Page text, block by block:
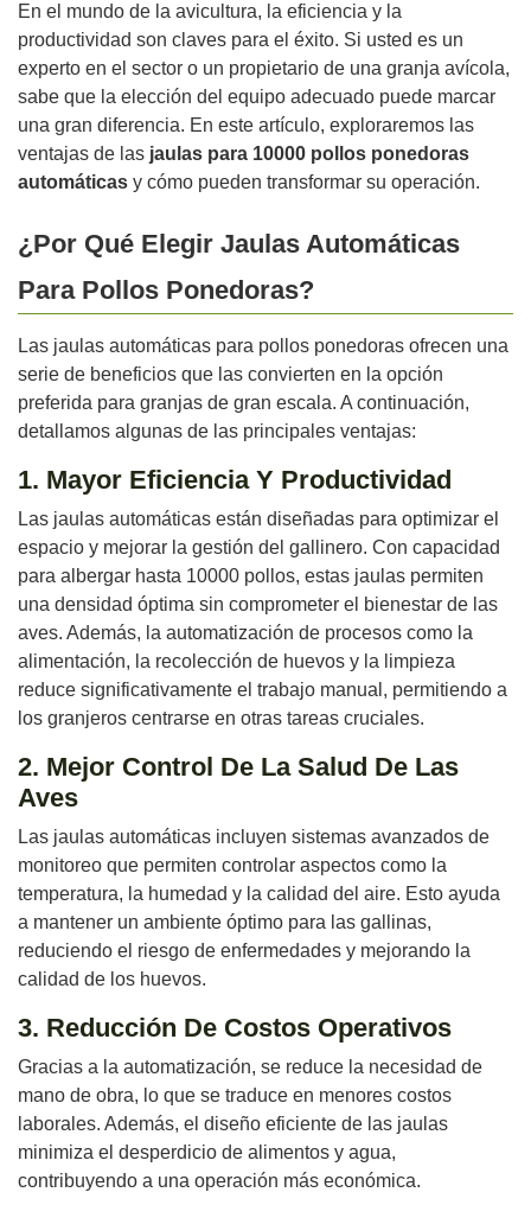
En el mundo de la avicultura, la eficiencia y la
productividad son claves para el éxito. Si usted es un
experto en el sector o un propietario de una granja avícola,
sabe que la elección del equipo adecuado puede marcar
una gran diferencia. En este artículo, exploraremos las
ventajas de las jaulas para 10000 pollos ponedoras
automáticas y cómo pueden transformar su operación.
¿Por Qué Elegir Jaulas Automáticas
Para Pollos Ponedoras?
Las jaulas automáticas para pollos ponedoras ofrecen una
serie de beneficios que las convierten en la opción
preferida para granjas de gran escala. A continuación,
detallamos algunas de las principales ventajas:
1. Mayor Eficiencia Y Productividad
Las jaulas automáticas están diseñadas para optimizar el
espacio y mejorar la gestión del gallinero. Con capacidad
para albergar hasta 10000 pollos, estas jaulas permiten
una densidad óptima sin comprometer el bienestar de las
aves. Además, la automatización de procesos como la
alimentación, la recolección de huevos y la limpieza
reduce significativamente el trabajo manual, permitiendo a
los granjeros centrarse en otras tareas cruciales.
2. Mejor Control De La Salud De Las
Aves
Las jaulas automáticas incluyen sistemas avanzados de
monitoreo que permiten controlar aspectos como la
temperatura, la humedad y la calidad del aire. Esto ayuda
a mantener un ambiente óptimo para las gallinas,
reduciendo el riesgo de enfermedades y mejorando la
calidad de los huevos.
3. Reducción De Costos Operativos
Gracias a la automatización, se reduce la necesidad de
mano de obra, lo que se traduce en menores costos
laborales. Además, el diseño eficiente de las jaulas
minimiza el desperdicio de alimentos y agua,
contribuyendo a una operación más económica.